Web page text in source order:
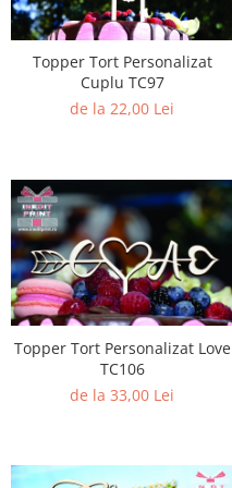
Paste
Alte evenimente
Ilustratii
Personaje
Porumbei
Diverse
Alte limbi
Engleza
Maghiara
Germana
Slovaca
Topper Tort Personalizat
Cuplu TC97
de la 22,00 Lei
Topper Tort Personalizat Love
TC106
de la 33,00 Lei